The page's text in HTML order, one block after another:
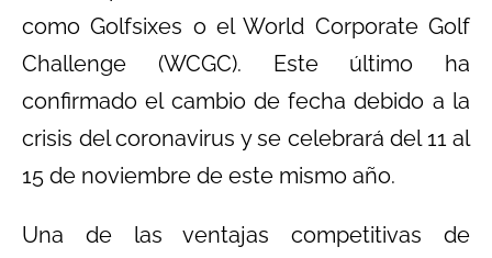
como Golfsixes o el World Corporate Golf
Challenge (WCGC). Este último ha
confirmado el cambio de fecha debido a la
crisis del coronavirus y se celebrará del 11 al
15 de noviembre de este mismo año.
Una de las ventajas competitivas de